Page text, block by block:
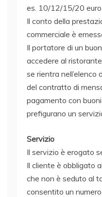
es. 10/12/15/20
Il conto della
commerciale è
Il portatore di un
accedere al
se rientra nell’elenco
del contratto di
pagamento con
prefigurano un
Servizio
Il servizio è erogato
Il cliente è obbligato
che non è seduto al
consentito un